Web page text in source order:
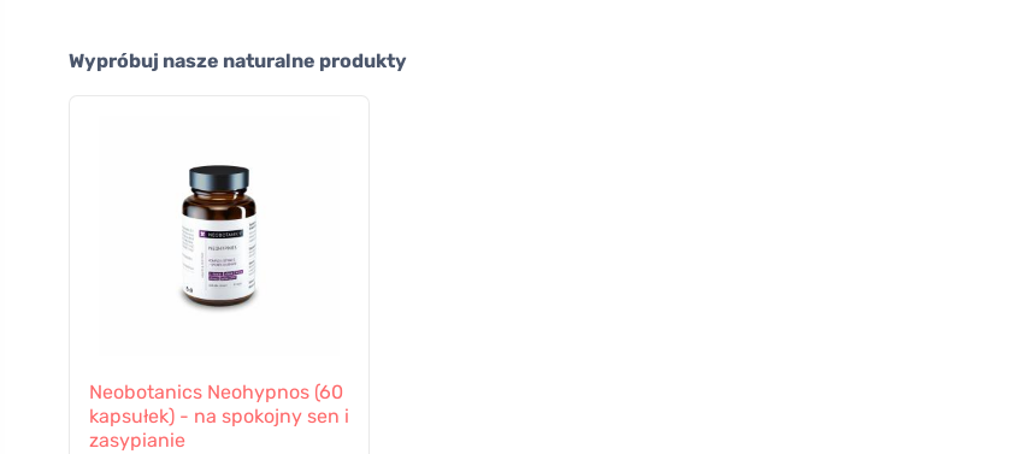
Wypróbuj nasze naturalne produkty
Neobotanics Neohypnos (60
kapsułek) - na spokojny sen i
zasypianie